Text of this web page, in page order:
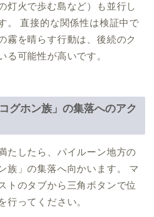
灯火で歩む島など）も並行し
。 直接的な関係性は検証中で
霧を晴らす行動は、後続のク
る可能性が高いです。
グホン族」の集落へのアク
たしたら、パイルーン地方の
族」の集落へ向かいます。 マ
トのタブから三角ボタンで位
行ってください。